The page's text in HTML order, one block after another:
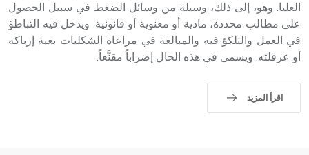
العليا. وهو، إلى ذلك، وسيلة من وسائل الضغط في سبيل الحصول
على مطالب محددة، مادية أو معنوية أو قانونية. ويدخل فيه التباطؤ
في العمل والتلكؤ فيه والمبالغة في مراعاة الشكليات بغية إرباكه
أو عرقلته. ويسمى في هذه الحال إضراباً مقنَّعاً.
اقرأ المزيد